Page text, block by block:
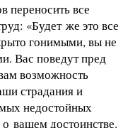
переносить все
«Будет же это все
гонимыми, вы не
Вас поведут пред
возможность
страдания и
недостойных
о вашем достоинстве.